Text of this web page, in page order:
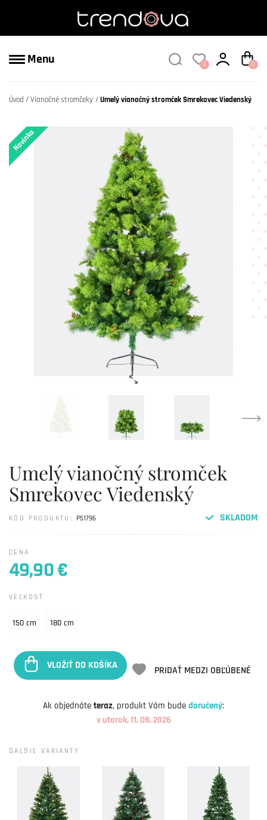
Menu 0 0
Úvod Vianočné stromčeky Umelý vianočný stromček Smrekovec Viedenský
Novinka
Umelý vianočný stromček
Smrekovec Viedenský
SKLADOM
KÓD PRODUKTU: P51796
CENA
49,90 €
VEĽKOSŤ
150 cm 180 cm
VLOŽIŤ DO KOŠÍKA PRIDAŤ MEDZI OBĽÚBENÉ
Ak objednáte teraz, produkt Vám bude doručený:
v utorok, 11. 08. 2026
ĎALŠIE VARIANTY